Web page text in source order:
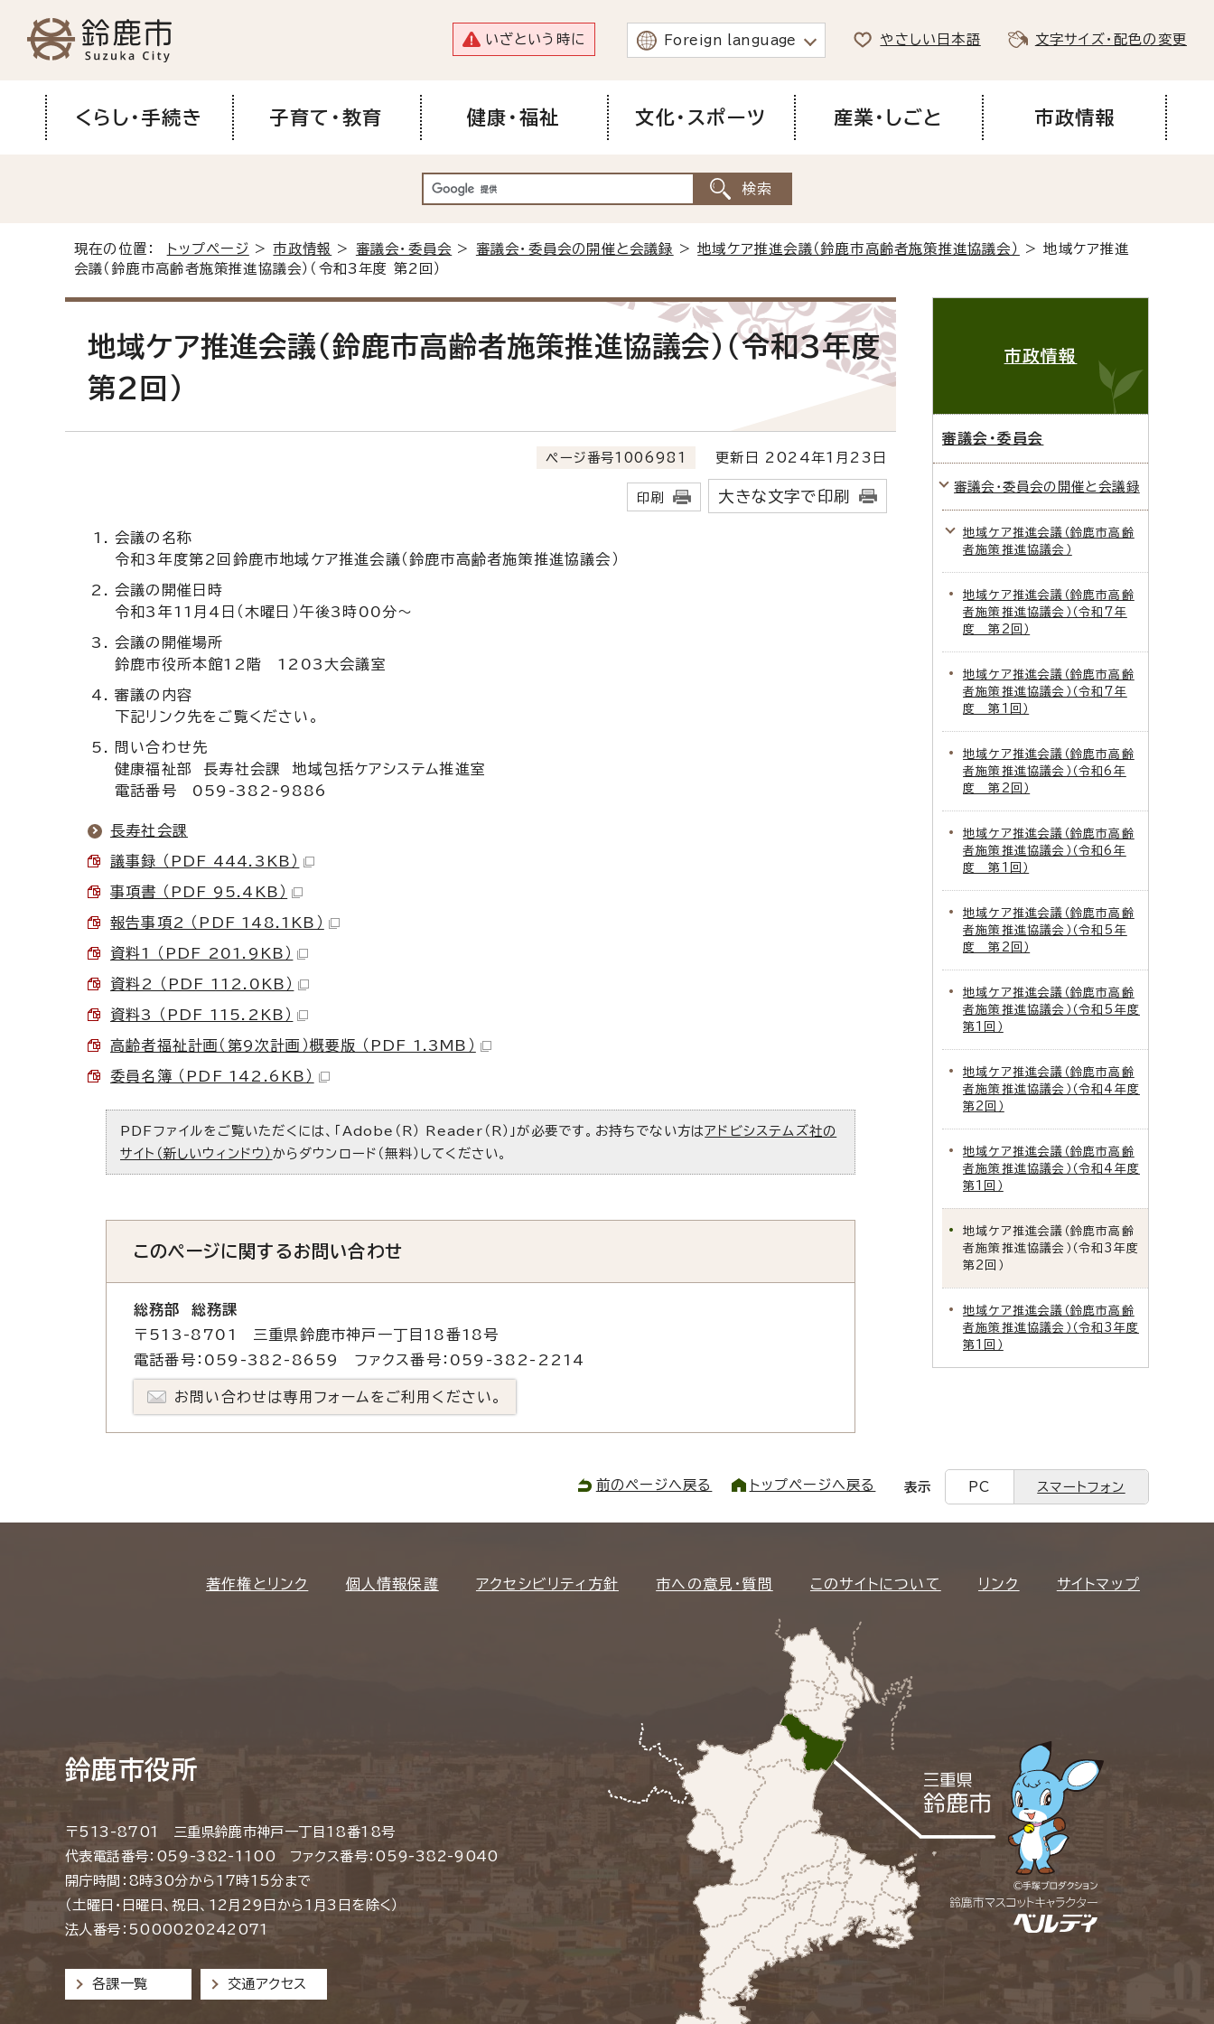
いざという時に Foreign language やさしい日本語 文字サイズ・配色の変更
くらし・手続き 子育て・教育 健康・福祉 文化・スポーツ 産業・しごと 市政情報
現在の位置： トップページ >市政情報 > 審議会・委員会 > 審議会・委員会の開催と会議録 >地域ケア推進会議（鈴鹿市高齢者施策推進協議会）
> 地域ケア推進
会議（鈴鹿市高齢者施策推進協議会）（令和3年度 第2回）
地域ケア推進会議（鈴鹿市高齢者施策推進協議会）（令和3年度
第2回）
ページ番号1006981 更新日 2024年1月23日
印刷 大きな文字で印刷
会議の名称
令和3年度第2回鈴鹿市地域ケア推進会議（鈴鹿市高齢者施策推進協議会）
会議の開催日時
令和3年11月4日（木曜日）午後3時00分～
会議の開催場所
鈴鹿市役所本館12階 1203大会議室
審議の内容
下記リンク先をご覧ください。
問い合わせ先
健康福祉部 長寿社会課 地域包括ケアシステム推進室
電話番号 059-382-9886
長寿社会課
議事録 （PDF 444.3KB）
事項書 （PDF 95.4KB）
報告事項2 （PDF 148.1KB）
資料1 （PDF 201.9KB）
資料2 （PDF 112.0KB）
資料3 （PDF 115.2KB）
高齢者福祉計画（第9次計画）概要版 （PDF 1.3MB）
委員名簿 （PDF 142.6KB）
PDFファイルをご覧いただくには、「Adobe（R） Reader（R）」が必要です。お持ちでない方はアドビシステムズ社の
サイト（新しいウィンドウ） からダウンロード（無料）してください。
このページに関するお問い合わせ
総務部 総務課
〒513-8701 三重県鈴鹿市神戸一丁目18番18号
電話番号：059-382-8659 ファクス番号：059-382-2214
お問い合わせは専用フォームをご利用ください。
市政情報
審議会・委員会
審議会・委員会の開催と会議録
地域ケア推進会議（鈴鹿市高齢
者施策推進協議会）
地域ケア推進会議（鈴鹿市高齢
者施策推進協議会）（令和7年
度 第2回）
地域ケア推進会議（鈴鹿市高齢
者施策推進協議会）（令和7年
度 第1回）
地域ケア推進会議（鈴鹿市高齢
者施策推進協議会）（令和6年
度 第2回）
地域ケア推進会議（鈴鹿市高齢
者施策推進協議会）（令和6年
度 第1回）
地域ケア推進会議（鈴鹿市高齢
者施策推進協議会）（令和5年
度 第2回）
地域ケア推進会議（鈴鹿市高齢
者施策推進協議会）（令和5年度
第1回）
地域ケア推進会議（鈴鹿市高齢
者施策推進協議会）（令和4年度
第2回）
地域ケア推進会議（鈴鹿市高齢
者施策推進協議会）（令和4年度
第1回）
地域ケア推進会議（鈴鹿市高齢
者施策推進協議会）（令和3年度
第2回）
地域ケア推進会議（鈴鹿市高齢
者施策推進協議会）（令和3年度
第1回）
前のページへ戻る トップページへ戻る 表示 PC スマートフォン
著作権とリンク 個人情報保護 アクセシビリティ方針 市への意見・質問 このサイトについて リンク サイトマップ
鈴鹿市役所
〒513-8701 三重県鈴鹿市神戸一丁目18番18号
代表電話番号：059-382-1100 ファクス番号：059-382-9040
開庁時間：8時30分から17時15分まで
（土曜日・日曜日、祝日、12月29日から1月3日を除く）
法人番号：5000020242071
各課一覧 交通アクセス